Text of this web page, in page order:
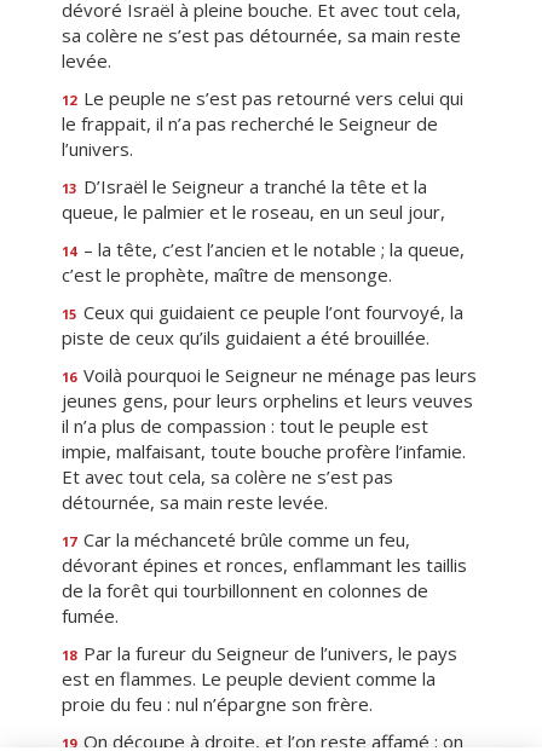
dévoré Israël à pleine bouche. Et avec tout cela,
sa colère ne s’est pas détournée, sa main reste
levée.
12 Le peuple ne s’est pas retourné vers celui qui
le frappait, il n’a pas recherché le Seigneur de
l’univers.
13 D’Israël le Seigneur a tranché la tête et la
queue, le palmier et le roseau, en un seul jour,
14 – la tête, c’est l’ancien et le notable ; la queue,
c’est le prophète, maître de mensonge.
15 Ceux qui guidaient ce peuple l’ont fourvoyé, la
piste de ceux qu’ils guidaient a été brouillée.
16 Voilà pourquoi le Seigneur ne ménage pas leurs
jeunes gens, pour leurs orphelins et leurs veuves
il n’a plus de compassion : tout le peuple est
impie, malfaisant, toute bouche profère l’infamie.
Et avec tout cela, sa colère ne s’est pas
détournée, sa main reste levée.
17 Car la méchanceté brûle comme un feu,
dévorant épines et ronces, enflammant les taillis
de la forêt qui tourbillonnent en colonnes de
fumée.
18 Par la fureur du Seigneur de l’univers, le pays
est en flammes. Le peuple devient comme la
proie du feu : nul n’épargne son frère.
19 On découpe à droite, et l’on reste affamé ; on